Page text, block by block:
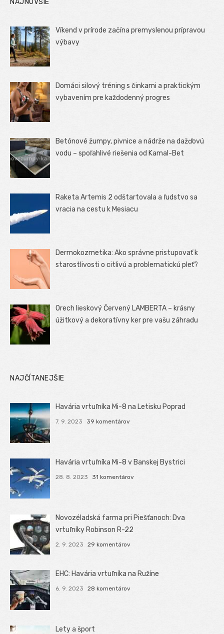
NAJNOVŠIE
Víkend v prírode začína premyslenou prípravou
výbavy
Domáci silový tréning s činkami a praktickým
vybavením pre každodenný progres
Betónové žumpy, pivnice a nádrže na dažďovú
vodu – spoľahlivé riešenia od Kamal-Bet
Raketa Artemis 2 odštartovala a ľudstvo sa
vracia na cestu k Mesiacu
Dermokozmetika: Ako správne pristupovať k
starostlivosti o citlivú a problematickú pleť?
Orech lieskový Červený LAMBERTA – krásny
úžitkový a dekoratívny ker pre vašu záhradu
NAJČÍTANEJŠIE
Havária vrtuľníka Mi-8 na Letisku Poprad
7. 9. 2023 39 komentárov
Havária vrtuľníka Mi-8 v Banskej Bystrici
28. 8. 2023 31 komentárov
Novozéladská farma pri Piešťanoch: Dva
vrtuľníky Robinson R-22
2. 9. 2023 29 komentárov
EHC: Havária vrtuľníka na Ružíne
6. 9. 2023 28 komentárov
Lety a šport